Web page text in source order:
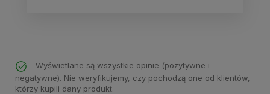
Wyświetlane są wszystkie opinie (pozytywne i
negatywne). Nie weryfikujemy, czy pochodzą one od klientów,
którzy kupili dany produkt.